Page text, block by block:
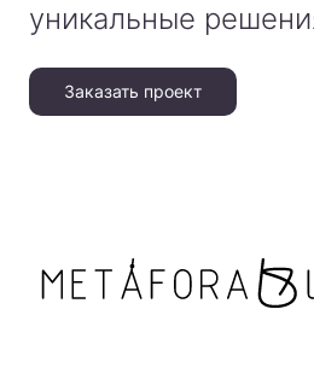
уникальные
Заказать проект